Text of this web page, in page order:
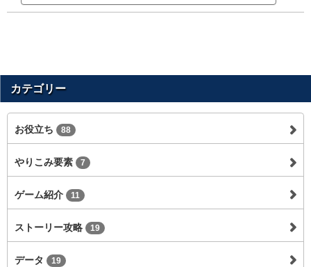
カテゴリー
お役立ち 88
やりこみ要素 7
ゲーム紹介 11
ストーリー攻略 19
データ 19